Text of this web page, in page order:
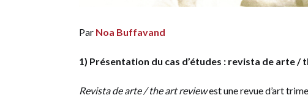
Par Noa Buffavand
1) Présentation du cas d’études : revista de arte /
Revista de arte / the art reviewest une revue d’art